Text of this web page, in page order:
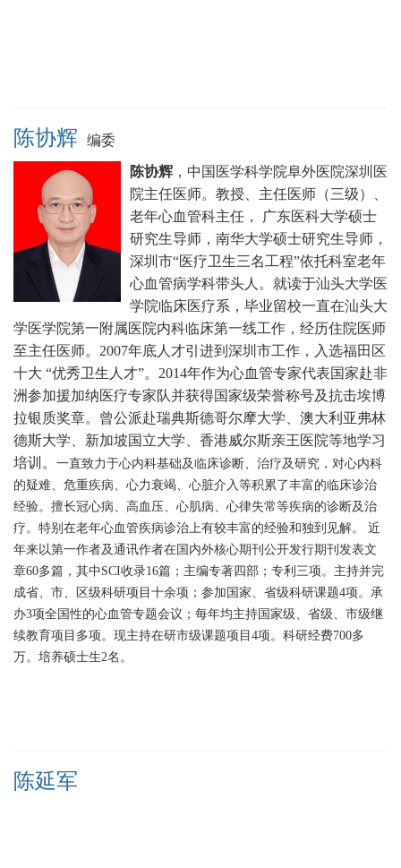
陈协辉 编委
陈协辉 ，中国医学科学院阜外医院深圳医
院主任医师。 教授、主任医师（三级）、
老年心血管科主任， 广东医科大学硕士
研究生导师，南华大学硕士研究生导师，
深圳市“医疗卫生三名工程”依托科室老年
心血管病学科带头人。就读于汕头大学医
学院临床医疗系，毕业留校一直在汕头大
学医学院第一附属医院内科临床第一线工作，经历住院医师
至主任医师。2007年底人才引进到深圳市工作，入选福田区
十大 “优秀卫生人才”。2014年作为心血管专家代表国家赴非
洲参加援加纳医疗专家队并获得国家级荣誉称号及抗击埃博
拉银质奖章。曾公派赴瑞典斯德哥尔摩大学、澳大利亚弗林
德斯大学、新加坡国立大学、香港威尔斯亲王医院等地学习
培训。 一直致力于心内科基础及临床诊断、治疗及研究，对心内科
的疑难、危重疾病、心力衰竭、心脏介入等积累了丰富的临床诊治
经验。擅长冠心病、高血压、心肌病、心律失常等疾病的诊断及治
疗。特别在老年心血管疾病诊治上有较丰富的经验和独到见解。 近
年来以第一作者及通讯作者在国内外核心期刊公开发行期刊发表文
章60多篇，其中SCI收录16篇；主编专著四部；专利三项。主持并完
成省、市、区级科研项目十余项；参加国家、省级科研课题4项。承
办3项全国性的心血管专题会议；每年均主持国家级、省级、市级继
续教育项目多项。现主持在研市级课题项目4项。科研经费700多
万。培养硕士生2名。
陈延军